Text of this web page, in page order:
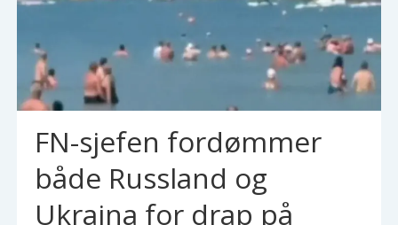
FN-sjefen fordømmer
både Russland og
Ukraina for drap på